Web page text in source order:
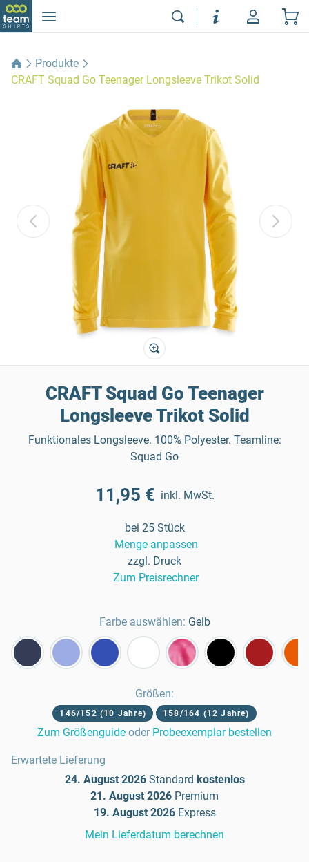
Produkte
CRAFT Squad Go Teenager Longsleeve Trikot Solid
CRAFT Squad Go Teenager
Longsleeve Trikot Solid
Funktionales Longsleeve. 100% Polyester. Teamline:
Squad Go
11,95 € inkl. MwSt.
bei 25 Stück
Menge anpassen
zzgl. Druck
Zum Preisrechner
Farbe auswählen: Gelb
Größen:
146/152 (10 Jahre) 158/164 (12 Jahre)
Zum Größenguide oder Probeexemplar bestellen
Erwartete Lieferung
24. August 2026 Standard kostenlos
21. August 2026 Premium
19. August 2026 Express
Mein Lieferdatum berechnen